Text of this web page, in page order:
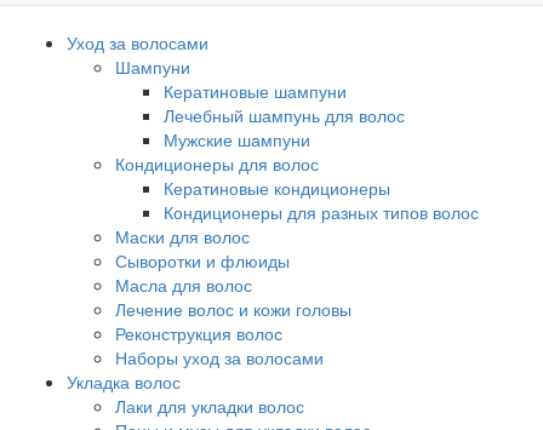
Уход за волосами
Шампуни
Кератиновые шампуни
Лечебный шампунь для волос
Мужские шампуни
Кондиционеры для волос
Кератиновые кондиционеры
Кондиционеры для разных типов волос
Маски для волос
Сыворотки и флюиды
Масла для волос
Лечение волос и кожи головы
Реконструкция волос
Наборы уход за волосами
Укладка волос
Лаки для укладки волос